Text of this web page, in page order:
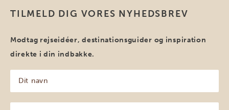
TILMELD DIG VORES NYHEDSBREV
Modtag rejseidéer, destinationsguider og inspiration
direkte i din indbakke.
navn
(Påkrævet)